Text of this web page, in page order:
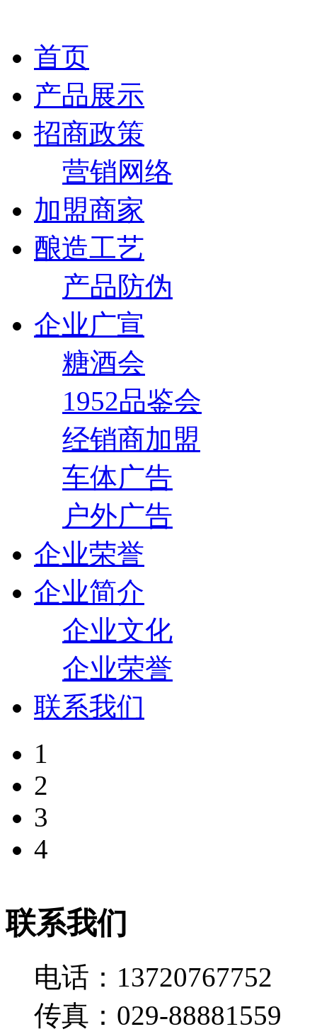
首页
产品展示
招商政策
营销网络
加盟商家
酿造工艺
产品防伪
企业广宣
糖酒会
1952品鉴会
经销商加盟
车体广告
户外广告
企业荣誉
企业简介
企业文化
企业荣誉
联系我们
1
2
3
4
联系我们
电话：13720767752
传真：029-88881559